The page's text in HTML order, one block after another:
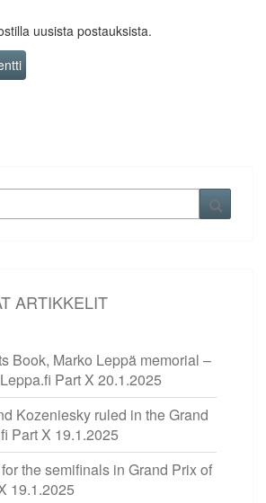
uusista postauksista.
ARTIKKELIT
Book, Marko Leppä memorial –
Part X 20.1.2025
Kozeniesky ruled in the Grand
Part X 19.1.2025
the semifinals in Grand Prix of
19.1.2025